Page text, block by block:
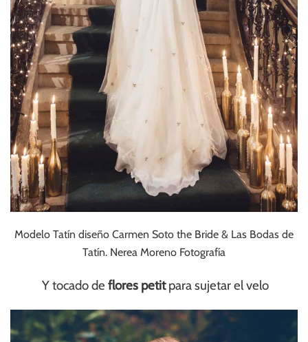
Modelo Tatín diseño Carmen Soto the Bride & Las Bodas de
Tatín. Nerea Moreno Fotografía
Y tocado de flores petitpara sujetar el velo